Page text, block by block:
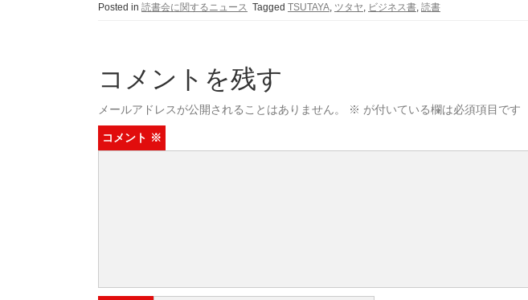
Posted in 読書会に関するニュース Tagged TSUTAYA ツタヤ ビジネス書 読書
コメントを残す
メールアドレスが公開されることはありません。 ※ が付いている欄は必須項目です
コメント ※